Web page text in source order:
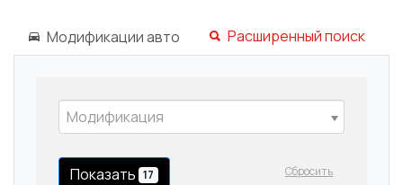
Модификации авто Расширенный поиск
Модификация
Показать 17 Сбросить